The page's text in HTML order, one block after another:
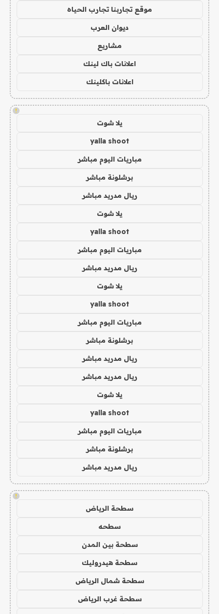
موقع تجاربنا تجارب الحياه
ديوان العرب
مشاريع
اعلانات باك لينك
اعلانات باكلينك
!
يلا شوت
yalla shoot
مباريات اليوم مباشر
برشلونة مباشر
ريال مدريد مباشر
يلا شوت
yalla shoot
مباريات اليوم مباشر
ريال مدريد مباشر
يلا شوت
yalla shoot
مباريات اليوم مباشر
برشلونة مباشر
ريال مدريد مباشر
ريال مدريد مباشر
يلا شوت
yalla shoot
مباريات اليوم مباشر
برشلونة مباشر
ريال مدريد مباشر
!
سطحة الرياض
سطحه
سطحة بين المدن
سطحة هيدروليك
سطحة شمال الرياض
سطحة غرب الرياض